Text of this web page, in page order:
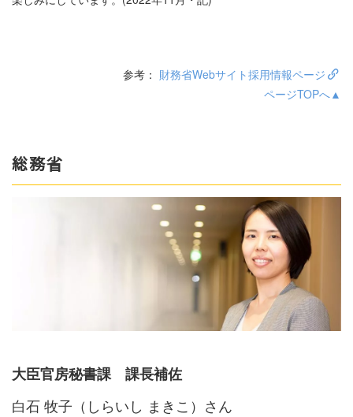
参考： 財務省Webサイト採用情報ページ
ページTOPへ▲
総務省
大臣官房秘書課 課長補佐
白石 牧子（しらいし まきこ）さん